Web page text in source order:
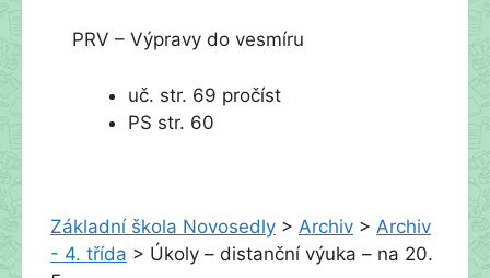
PRV – Výpravy do vesmíru
uč. str. 69 pročíst
PS str. 60
Základní škola Novosedly > Archiv > Archiv
- 4. třída > Úkoly – distanční výuka – na 20.